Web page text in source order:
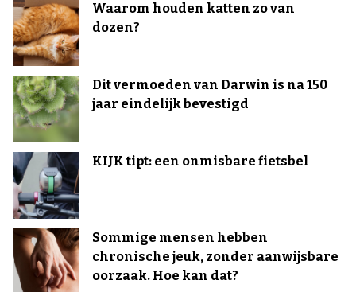
Waarom houden katten zo van
dozen?
Dit vermoeden van Darwin is na 150
jaar eindelijk bevestigd
KIJK tipt: een onmisbare fietsbel
Sommige mensen hebben
chronische jeuk, zonder aanwijsbare
oorzaak. Hoe kan dat?